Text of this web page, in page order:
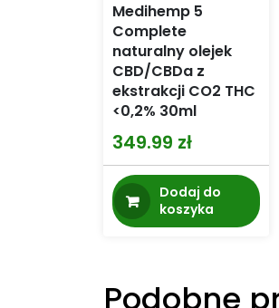
Medihemp 5
Complete
naturalny olejek
CBD/CBDa z
ekstrakcji CO2 THC
<0,2% 30ml
349.99 zł
Dodaj do
koszyka